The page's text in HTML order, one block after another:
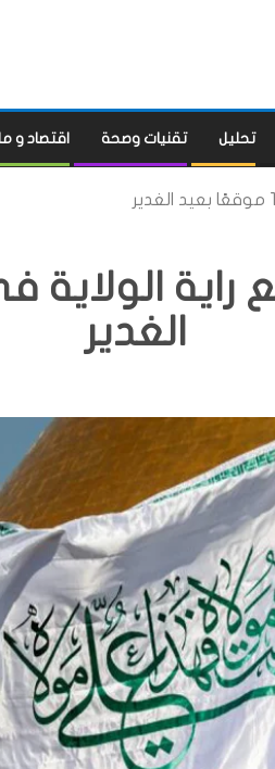
تحليل تقنيات وصحة اقتصاد و
الغدير